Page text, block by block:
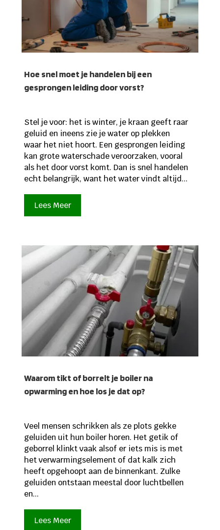
Hoe snel moet je handelen bij een
gesprongen leiding door vorst?
Stel je voor: het is winter, je kraan geeft raar
geluid en ineens zie je water op plekken
waar het niet hoort. Een gesprongen leiding
kan grote waterschade veroorzaken, vooral
als het door vorst komt. Dan is snel handelen
echt belangrijk, want het water vindt altijd...
Lees Meer
Waarom tikt of borrelt je boiler na
opwarming en hoe los je dat op?
Veel mensen schrikken als ze plots gekke
geluiden uit hun boiler horen. Het getik of
geborrel klinkt vaak alsof er iets mis is met
het verwarmingselement of dat kalk zich
heeft opgehoopt aan de binnenkant. Zulke
geluiden ontstaan meestal door luchtbellen
en...
Lees Meer